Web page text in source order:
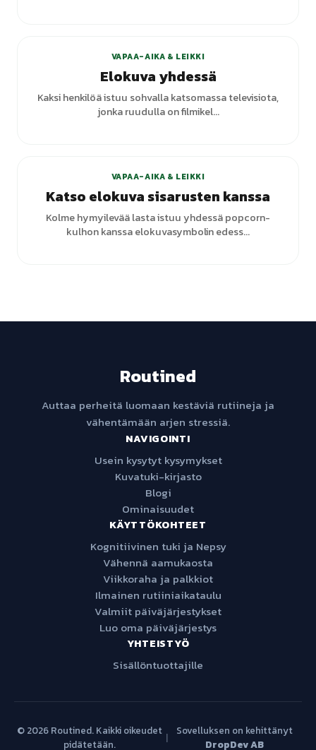
VAPAA-AIKA & LEIKKI
Elokuva yhdessä
Kaksi henkilöä istuu sohvalla katsomassa televisiota,
jonka ruudulla on filmikel...
VAPAA-AIKA & LEIKKI
Katso elokuva sisarusten kanssa
Kolme hymyilevää lasta istuu yhdessä popcorn-
kulhon kanssa elokuvasymbolin edess...
Routined
Auttaa perheitä luomaan kestäviä rutiineja ja
vähentämään arjen stressiä.
NAVIGOINTI
Usein kysytyt kysymykset
Kuvatuki-kirjasto
Blogi
Ominaisuudet
KÄYTTÖKOHTEET
Kognitiivinen tuki ja Nepsy
Vähennä aamukaosta
Viikkoraha ja palkkiot
Ilmainen rutiiniaikataulu
Valmiit päiväjärjestykset
Luo oma päiväjärjestys
YHTEISTYÖ
Sisällöntuottajille
© 2026 Routined. Kaikki oikeudet
pidätetään.
|
Sovelluksen on kehittänyt
DropDev AB